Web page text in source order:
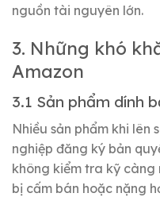
nguồn tài nguyên lớn.
3. Những khó
Amazon
3.1 Sản phẩm dính
Nhiều sản phẩm khi lên
nghiệp đăng ký bản
không kiểm tra kỹ càng
bị cấm bán hoặc nặng